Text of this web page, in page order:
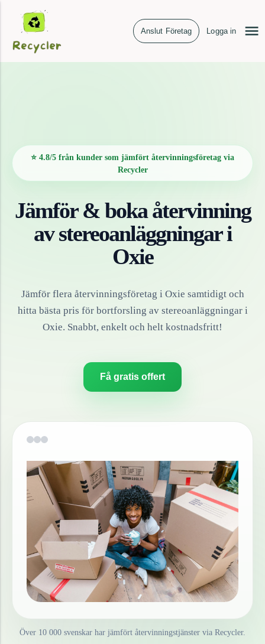
Anslut Företag Logga in
⭐ 4.8/5 från kunder som jämfört återvinningsföretag via
Recycler
Jämför & boka återvinning
avstereoanläggningari
Oxie
Jämför flera återvinningsföretag i Oxie samtidigt och
hitta bästa pris för bortforsling av stereoanläggningari
Oxie. Snabbt, enkelt och helt kostnadsfritt!
Få gratis offert
Över 10 000 svenskar har jämfört återvinningstjänster via Recycler.